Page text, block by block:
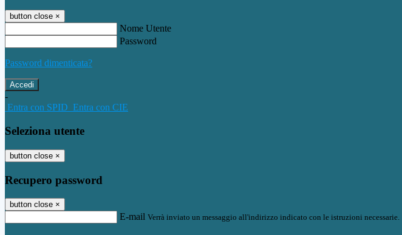
button close ×
Nome Utente
Password
Password dimenticata?
-
Entra con SPID Entra con CIE
Seleziona utente
button close ×
Recupero password
button close ×
E-mail Verrà inviato un messaggio all'indirizzo indicato con le istruzioni necessarie.